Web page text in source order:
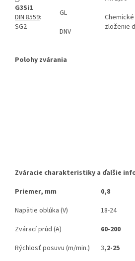
G3Si1
DIN 8559:
SG2
GL
DNV
Chemické
zloženie
Polohy zvárania
Zváracie charakteristiky a ďalšie
Priemer, mm
0,8
Napätie oblúka (V)
18-24
Zvárací prúd (A)
60-200
Rýchlosť posuvu (m/min.)
3,2-25